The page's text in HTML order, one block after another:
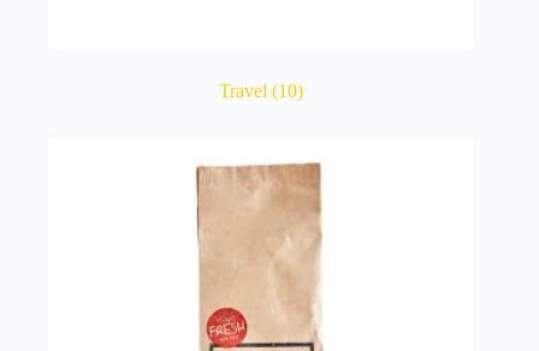
Travel(10)